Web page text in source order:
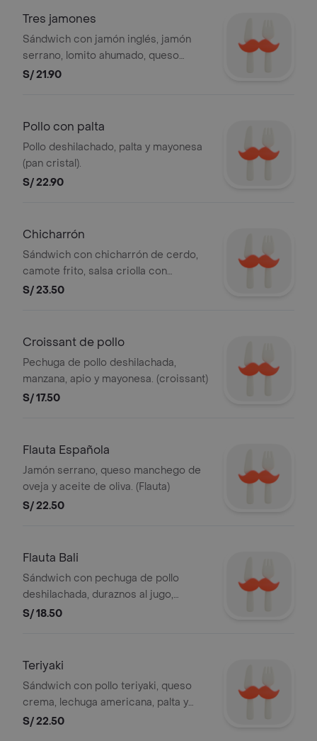
Tres jamones
Sándwich con jamón inglés, jamón
serrano, lomito ahumado, queso
edam, tomate, lechuga crespa y
S/ 21.90
Pollo con palta
Pollo deshilachado, palta y mayonesa
(pan cristal).
S/ 22.90
Chicharrón
Sándwich con chicharrón de cerdo,
camote frito, salsa criolla con
hierbabuena y mayonesa (pan cristal).
S/ 23.50
Croissant de pollo
Pechuga de pollo deshilachada,
manzana, apio y mayonesa. (croissant)
S/ 17.50
Flauta Española
Jamón serrano, queso manchego de
oveja y aceite de oliva. (Flauta)
S/ 22.50
Flauta Bali
Sándwich con pechuga de pollo
deshilachada, duraznos al jugo,
pecanas y mayonesa (flauta).
S/ 18.50
Teriyaki
Sándwich con pollo teriyaki, queso
crema, lechuga americana, palta y
ajonjolí. (Ciabatta Integral)
S/ 22.50